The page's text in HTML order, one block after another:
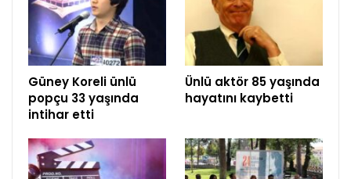
Güney Koreli ünlü
popçu 33 yaşında
intihar etti
Ünlü aktör 85 yaşında
hayatını kaybetti